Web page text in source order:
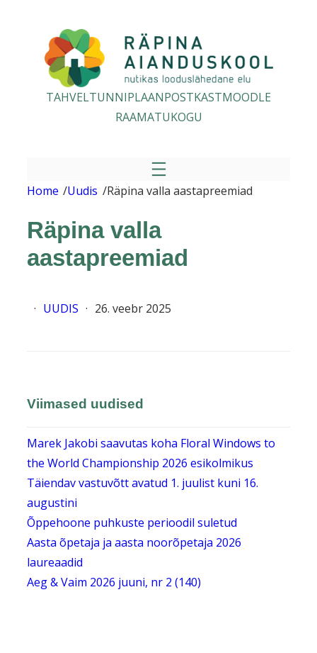
TAHVELTUNNIPLAANPOSTKASTMOODLE
RAAMATUKOGU
Home /Uudis /Räpina valla aastapreemiad
Räpina valla
aastapreemiad
· UUDIS · 26. veebr 2025
Viimased uudised
Marek Jakobi saavutas koha Floral Windows to
the World Championship 2026 esikolmikus
Täiendav vastuvõtt avatud 1. juulist kuni 16.
augustini
Õppehoone puhkuste perioodil suletud
Aasta õpetaja ja aasta noorõpetaja 2026
laureaadid
Aeg & Vaim 2026 juuni, nr 2 (140)